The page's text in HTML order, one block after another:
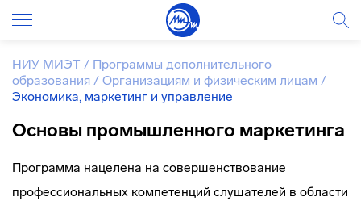
НИУ МИЭТ / Программы дополнительного
образования / Организациям и физическим лицам /
Экономика, маркетинг и управление
Основы промышленного маркетинга
Программа нацелена на совершенствование
профессиональных компетенций слушателей в области